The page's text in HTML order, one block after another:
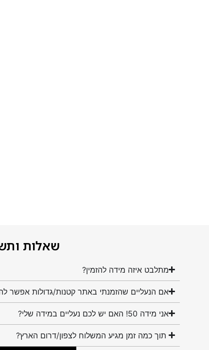
שאלות
מתלבט איזה מידה להזמין?
אם הנעליים שהזמנתי באתר קטנות/גדולות אפשר
אני מידה 50! האם יש לכם נעליים במידה שלי?
תוך כמה זמן מגיע המשלוח לצפון/דרום הארץ?